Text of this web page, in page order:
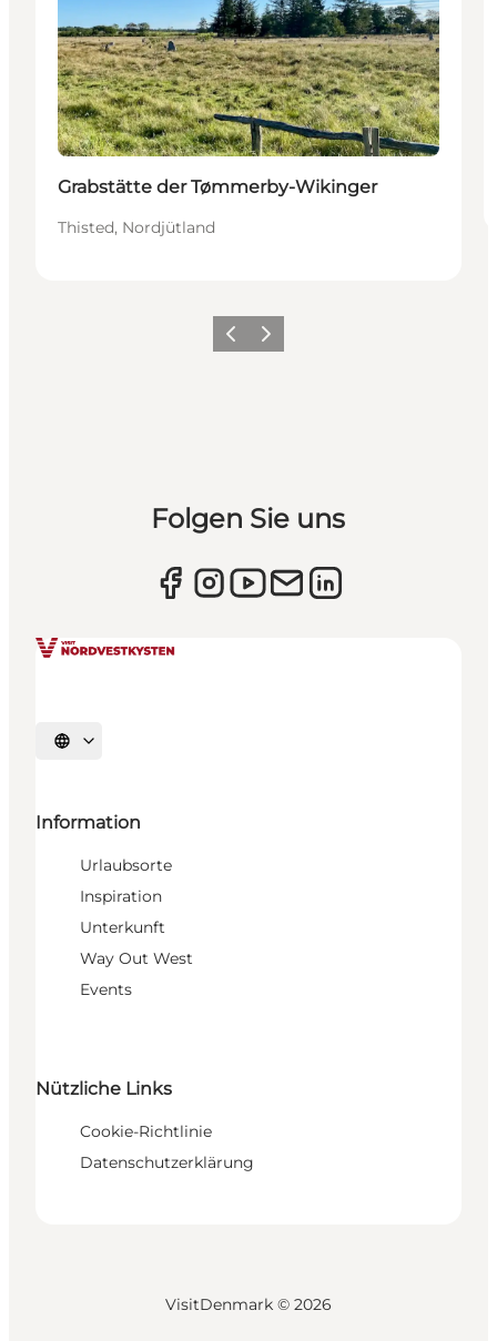
Grabstätte der Tømmerby-Wikinger
Thisted, Nordjütland
ZurückWeiter
Folgen Sie uns
Sprache auswählen
Information
Urlaubsorte
Inspiration
Unterkunft
Way Out West
Events
Nützliche Links
Cookie-Richtlinie
Datenschutzerklärung
VisitDenmark © 2026